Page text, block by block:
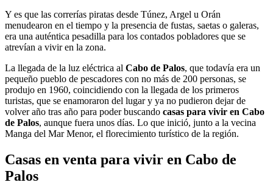
Y es que las correrías piratas desde Túnez, Argel u Orán
menudearon en el tiempo y la presencia de fustas, saetas o galeras,
era una auténtica pesadilla para los contados pobladores que se
atrevían a vivir en la zona.
La llegada de la luz eléctrica al Cabo de Palos, que todavía era un
pequeño pueblo de pescadores con no más de 200 personas, se
produjo en 1960, coincidiendo con la llegada de los primeros
turistas, que se enamoraron del lugar y ya no pudieron dejar de
volver año tras año para poder buscando casas para vivir en Cabo
de Palos, aunque fuera unos días. Lo que inició, junto a la vecina
Manga del Mar Menor, el florecimiento turístico de la región.
Casas en venta para vivir en Cabo de
Palos